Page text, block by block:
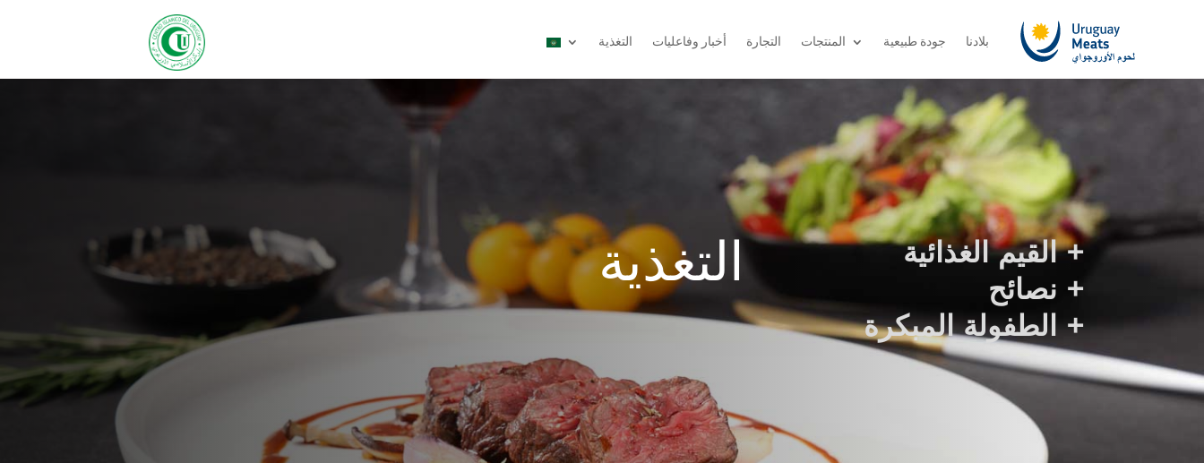
بلادنا جودة طبيعية المنتجات التجارة أخبار وفاعليات التغذية
التغذية +القيم الغذائية
+ نصائح
+الطفولة المبكرة